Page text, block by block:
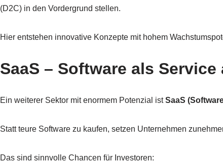
(D2C) in den Vordergrund stellen.
Hier entstehen innovative Konzepte mit hohem
SaaS – Software als
Ein weiterer Sektor mit enormem Potenzial istSaaS
Statt teure Software zu kaufen, setzen Unternehmen
Das sind sinnvolle Chancen für Investoren: